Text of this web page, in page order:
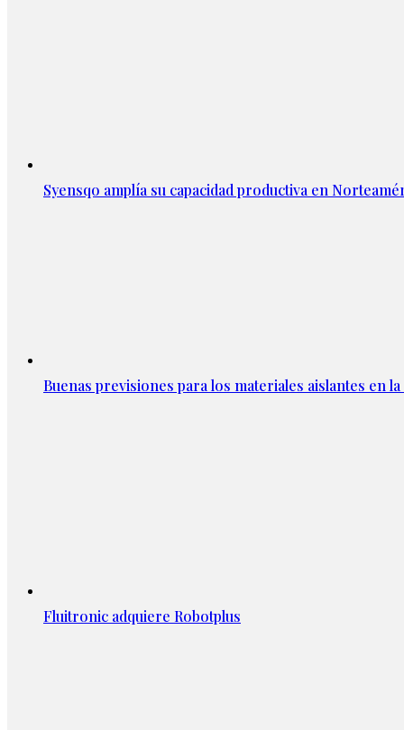
Syensqo amplía su capacidad productiva en
Buenas previsiones para los materiales aislantes en
Fluitronic adquiere Robotplus